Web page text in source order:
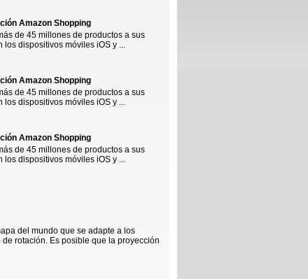
Amazon Shopping
de 45 millones de productos a sus
dispositivos móviles iOS y ...
Amazon Shopping
de 45 millones de productos a sus
dispositivos móviles iOS y ...
Amazon Shopping
de 45 millones de productos a sus
dispositivos móviles iOS y ...
del mundo que se adapte a los
rotación. Es posible que la proyección